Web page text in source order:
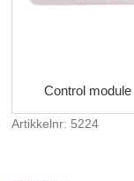
Control
Artikkelnr: 5224